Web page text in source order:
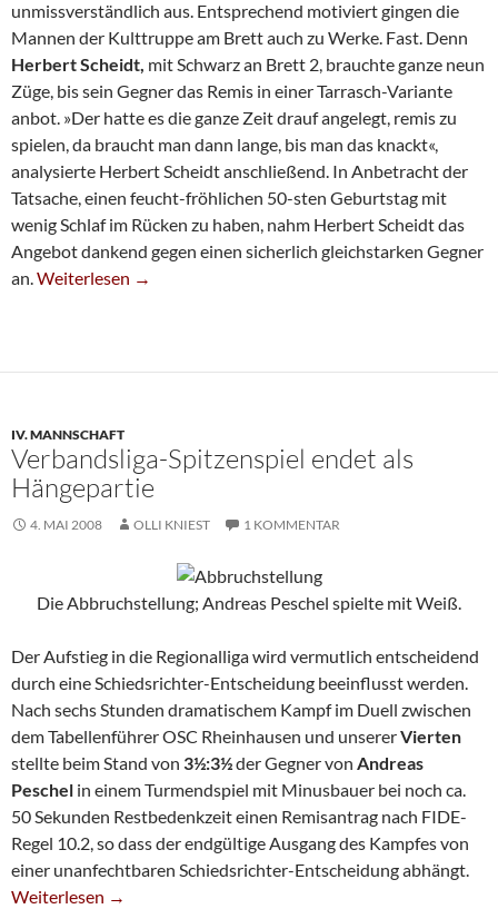
unmissverständlich aus. Entsprechend motiviert gingen die
Mannen der Kulttruppe am Brett auch zu Werke. Fast. Denn
Herbert Scheidt, mit Schwarz an Brett 2, brauchte ganze neun
Züge, bis sein Gegner das Remis in einer Tarrasch-Variante
anbot. »Der hatte es die ganze Zeit drauf angelegt, remis zu
spielen, da braucht man dann lange, bis man das knackt«,
analysierte Herbert Scheidt anschließend. In Anbetracht der
Tatsache, einen feucht-fröhlichen 50-sten Geburtstag mit
wenig Schlaf im Rücken zu haben, nahm Herbert Scheidt das
Angebot dankend gegen einen sicherlich gleichstarken Gegner
an.Neunte Gewinnt 1. Bezirksklasse
Weiterlesen →
IV. MANNSCHAFT
Verbandsliga-Spitzenspiel endet als
Hängepartie
4. MAI 2008 OLLI KNIEST 1 KOMMENTAR
Die Abbruchstellung; Andreas Peschel spielte mit Weiß.
Der Aufstieg in die Regionalliga wird vermutlich entscheidend
durch eine Schiedsrichter-Entscheidung beeinflusst werden.
Nach sechs Stunden dramatischem Kampf im Duell zwischen
dem Tabellenführer OSC Rheinhausen und unsererVierten
stellte beim Stand von 3½:3½der Gegner von Andreas
Peschel in einem Turmendspiel mit Minusbauer bei noch ca.
50 Sekunden Restbedenkzeit einen Remisantrag nach FIDE-
Regel 10.2, so dass der endgültige Ausgang des Kampfes von
einer unanfechtbaren Schiedsrichter-Entscheidung abhängt.
Verbandsliga-Spitzenspiel Endet Als Hängepartie
Weiterlesen →